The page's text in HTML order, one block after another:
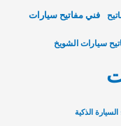
فني مفاتيح سيارات
سيارات الشويخ
السيارة الذكية